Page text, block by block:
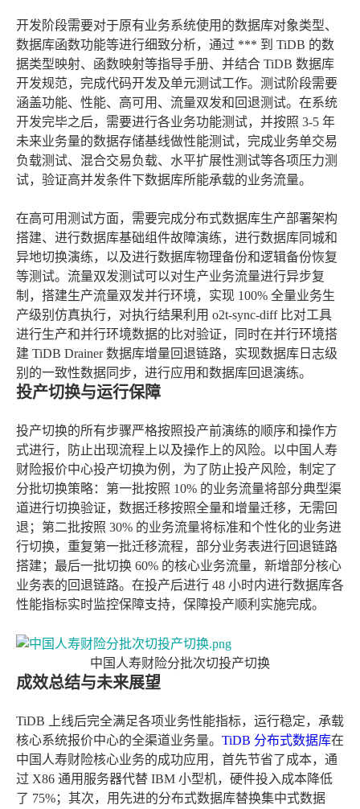
开发阶段需要对于原有业务系统使用的数据库对象类型、
数据库函数功能等进行细致分析，通过 *** 到 TiDB 的数
据类型映射、函数映射等指导手册、并结合 TiDB 数据库
开发规范，完成代码开发及单元测试工作。测试阶段需要
涵盖功能、性能、高可用、流量双发和回退测试。在系统
开发完毕之后，需要进行各业务功能测试，并按照 3-5 年
未来业务量的数据存储基线做性能测试，完成业务单交易
负载测试、混合交易负载、水平扩展性测试等各项压力测
试，验证高并发条件下数据库所能承载的业务流量。
在高可用测试方面，需要完成分布式数据库生产部署架构
搭建、进行数据库基础组件故障演练，进行数据库同城和
异地切换演练，以及进行数据库物理备份和逻辑备份恢复
等测试。流量双发测试可以对生产业务流量进行异步复
制，搭建生产流量双发并行环境，实现 100% 全量业务生
产级别仿真执行，对执行结果利用 o2t-sync-diff 比对工具
进行生产和并行环境数据的比对验证，同时在并行环境搭
建 TiDB Drainer 数据库增量回退链路，实现数据库日志级
别的一致性数据同步，进行应用和数据库回退演练。
投产切换与运行保障
投产切换的所有步骤严格按照投产前演练的顺序和操作方
式进行，防止出现流程上以及操作上的风险。以中国人寿
财险报价中心投产切换为例，为了防止投产风险，制定了
分批切换策略：第一批按照 10% 的业务流量将部分典型渠
道进行切换验证，数据迁移按照全量和增量迁移，无需回
退；第二批按照 30% 的业务流量将标准和个性化的业务进
行切换，重复第一批迁移流程，部分业务表进行回退链路
搭建；最后一批切换 60% 的核心业务流量，新增部分核心
业务表的回退链路。在投产后进行 48 小时内进行数据库各
性能指标实时监控保障支持，保障投产顺利实施完成。
中国人寿财险分批次切投产切换
成效总结与未来展望
TiDB 上线后完全满足各项业务性能指标，运行稳定，承载
核心系统报价中心的全渠道业务量。 TiDB 分布式数据库在
中国人寿财险核心业务的成功应用，首先节省了成本，通
过 X86 通用服务器代替 IBM 小型机，硬件投入成本降低
了 75%；其次，用先进的分布式数据库替换集中式数据